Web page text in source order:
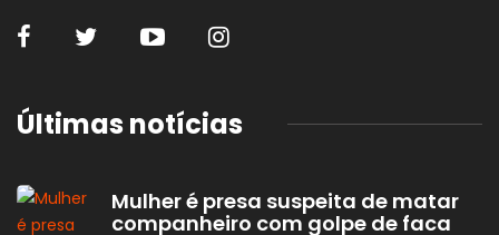
Últimas notícias
Mulher é presa suspeita de matar
companheiro com golpe de faca